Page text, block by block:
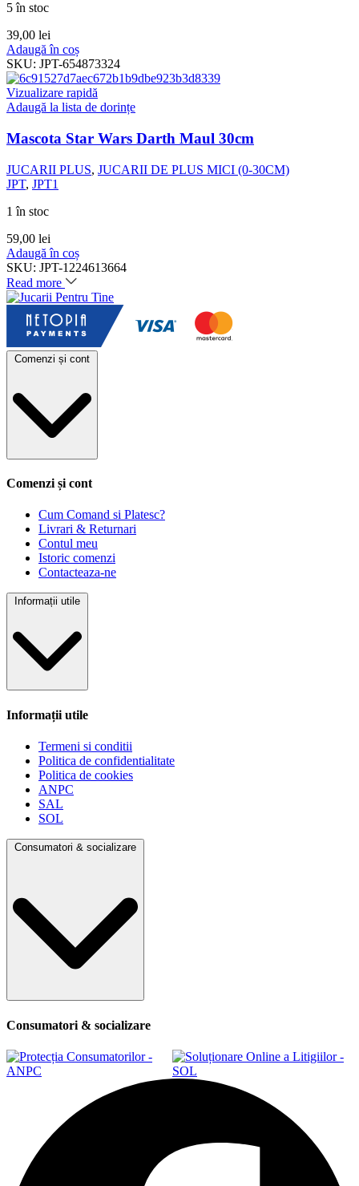
5 în stoc
39,00 lei
Adaugă în coș
SKU: JPT-654873324
Vizualizare rapidă
Adaugă la lista de dorințe
Mascota Star Wars Darth Maul 30cm
JUCARII PLUS, JUCARII DE PLUS MICI (0-30CM)
JPT, JPT1
1 în stoc
59,00 lei
Adaugă în coș
SKU: JPT-1224613664
Read more
Comenzi și cont
Comenzi și cont
Cum Comand si Platesc?
Livrari & Returnari
Contul meu
Istoric comenzi
Contacteaza-ne
Informații utile
Informații utile
Termeni si conditii
Politica de confidentialitate
Politica de cookies
ANPC
SAL
SOL
Consumatori & socializare
Consumatori & socializare